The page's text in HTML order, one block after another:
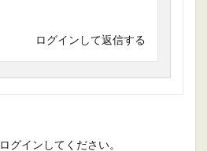
ログインして返信する
ログイン してください。